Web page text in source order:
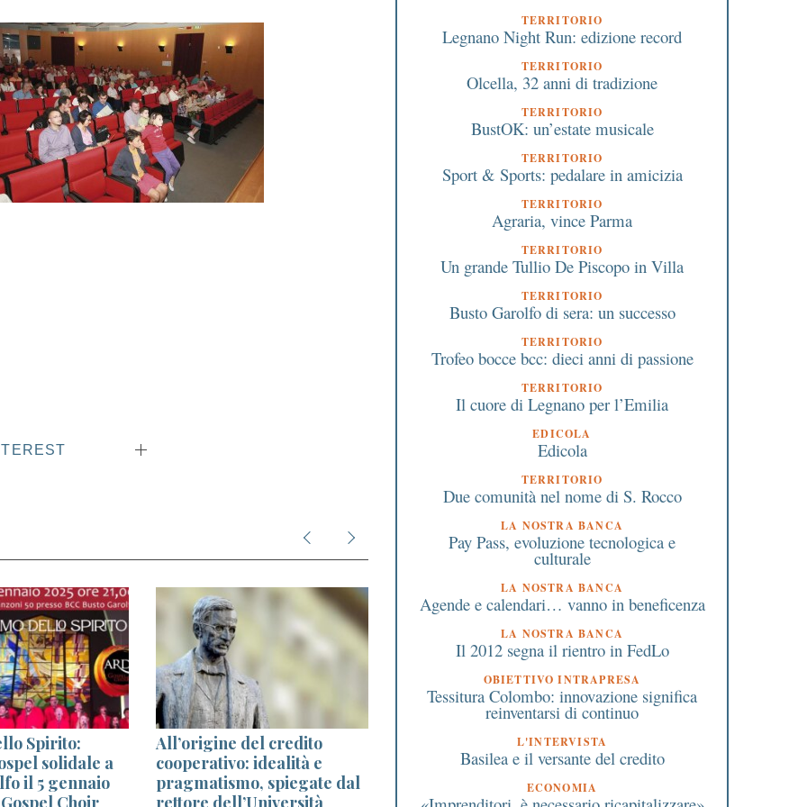
Spirito:
solidale a
il 5 gennaio
Gospel Choir
All’origine del credito
cooperativo: idealità e
pragmatismo, spiegate dal
rettore dell’Università
Successioni, nella circolare
dell’Agenzia focus sulle
l’autoliquidazione l’imposta
traduzione che non si
durante la guerra
TERRITORIO
Legnano Night Run: edizione record
TERRITORIO
Olcella, 32 anni di tradizione
TERRITORIO
BustOK: un’estate musicale
TERRITORIO
Sport & Sports: pedalare in amicizia
TERRITORIO
Agraria, vince Parma
TERRITORIO
Un grande Tullio De Piscopo in Villa
TERRITORIO
Busto Garolfo di sera: un successo
TERRITORIO
Trofeo bocce bcc: dieci anni di passione
TERRITORIO
Il cuore di Legnano per l’Emilia
EDICOLA
Edicola
TERRITORIO
Due comunità nel nome di S. Rocco
LA NOSTRA BANCA
Pay Pass, evoluzione tecnologica e
culturale
LA NOSTRA BANCA
Agende e calendari… vanno in beneficenza
LA NOSTRA BANCA
Il 2012 segna il rientro in FedLo
OBIETTIVO INTRAPRESA
Tessitura Colombo: innovazione significa
reinventarsi di continuo
L'INTERVISTA
Basilea e il versante del credito
ECONOMIA